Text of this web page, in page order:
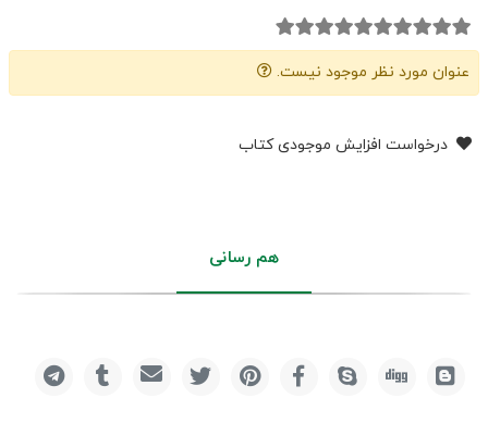
عنوان مورد نظر موجود نیست.
درخواست افزایش موجودی کتاب
هم رسانی